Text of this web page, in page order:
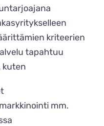
kriteerien
tapahtuu
kuten
mm.